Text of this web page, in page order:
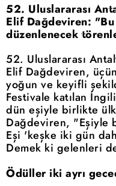
52. Uluslararası
Elif Dağdeviren:
düzenlenecek
52. Uluslararası
Elif Dağdeviren,
yoğun ve keyifli
Festivale katılan
dün eşiyle birlikte
Dağdeviren, "Eşiyle
Eşi 'keşke iki gün
Demek ki gelenleri
Ödüller iki ayrı